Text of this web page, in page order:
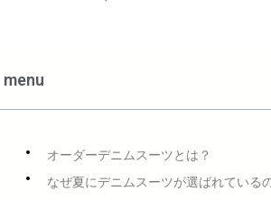
menu
オーダーデニムスーツとは？
なぜ夏にデニムスーツが選ばれている